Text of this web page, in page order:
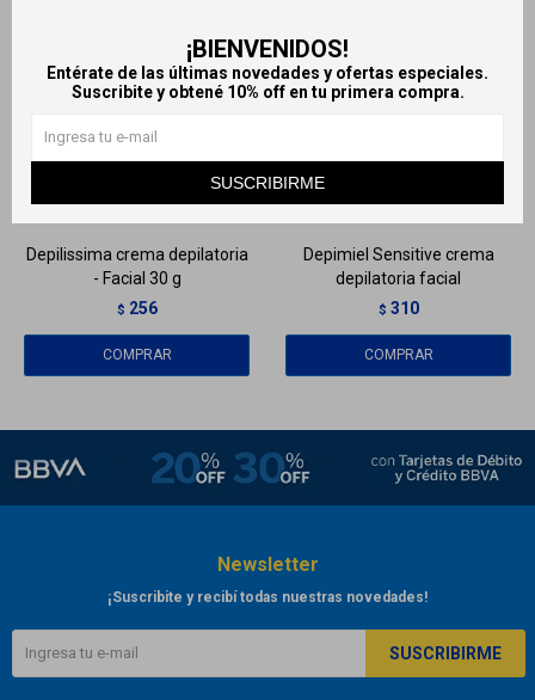
¡BIENVENIDOS!
Entérate de las últimas novedades y ofertas especiales.
Suscribite y obtené 10% off en tu primera compra.
SUSCRIBIRME
LlegaHOY
Depilissima crema depilatoria
- Facial 30 g
$ 256
LlegaHOY
Depimiel Sensitive crema
depilatoria facial
$ 310
Newsletter
¡Suscribite y recibí todas nuestras novedades!
SUSCRIBIRME